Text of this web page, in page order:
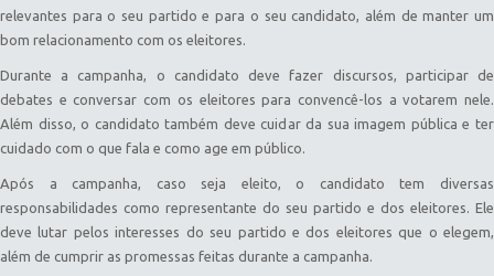
relevantes para o seu partido e para o seu candidato, além de manter um
bom relacionamento com os eleitores.
Durante a campanha, o candidato deve fazer discursos, participar de
debates e conversar com os eleitores para convencê-los a votarem nele.
Além disso, o candidato também deve cuidar da sua imagem pública e ter
cuidado com o que fala e como age em público.
Após a campanha, caso seja eleito, o candidato tem diversas
responsabilidades como representante do seu partido e dos eleitores. Ele
deve lutar pelos interesses do seu partido e dos eleitores que o elegem,
além de cumprir as promessas feitas durante a campanha.